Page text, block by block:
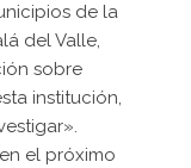
de la
del Valle,
sobre
institución,
el próximo